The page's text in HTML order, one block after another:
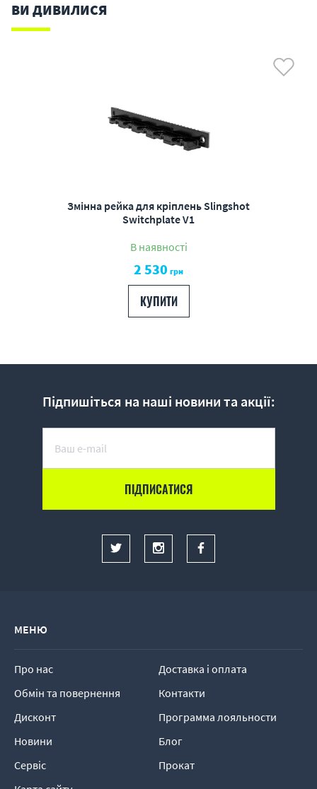
ВИ ДИВИЛИСЯ
Змінна рейка для кріплень Slingshot
Switchplate V1
В наявності
2 530 грн
КУПИТИ
Підпишіться на наші новини та акції:
МЕНЮ
Про нас
Доставка і оплата
Обмін та повернення
Контакти
Дисконт
Программа лояльности
Новини
Блог
Сервіс
Прокат